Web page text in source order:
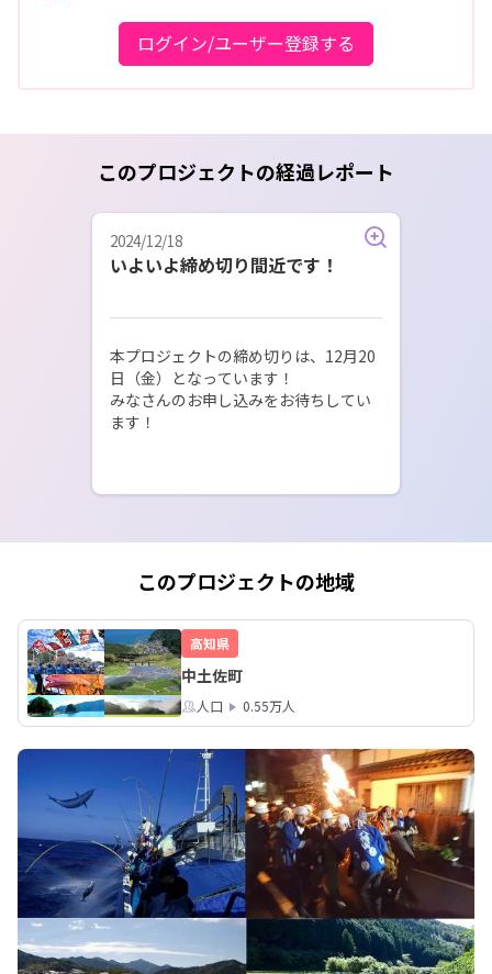
ログイン/ユーザー登録する
このプロジェクトの経過レポート
2024/12/18
いよいよ締め切り間近です！
本プロジェクトの締め切りは、12月20
日（金）となっています！
みなさんのお申し込みをお待ちしてい
ます！
このプロジェクトの地域
高知県
中土佐町
人口 0.55万人